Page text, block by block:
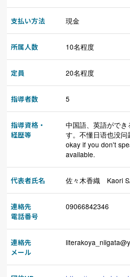
支払い方法 現金
所属人数 10名程度
定員 20名程度
指導者数 5
指導資格・
経歴等
中国語、英語ができ
す。不懂日语也没
okay if you don't
available.
代表者氏名 佐々木香織 Kaori
連絡先
電話番号
09066842346
連絡先
メール